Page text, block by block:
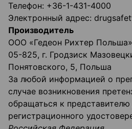
Телефон: +36-1-431-4000
Электронный адрес:
Производитель
ООО «Гедеон Рихтер Польша»
05-825, г. Гродзиск
Понятовского, 5, Польша
За любой информацией о
случае возникновения
обращаться к
регистрационного